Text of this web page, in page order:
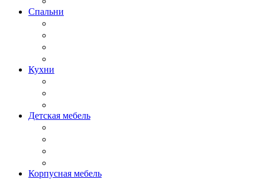
Спальни
Кухни
Детская мебель
Корпусная мебель